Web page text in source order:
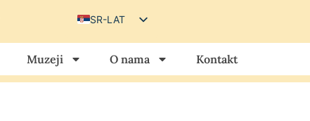
SR-LAT
SR-CIR
Muzeji O nama Kontakt